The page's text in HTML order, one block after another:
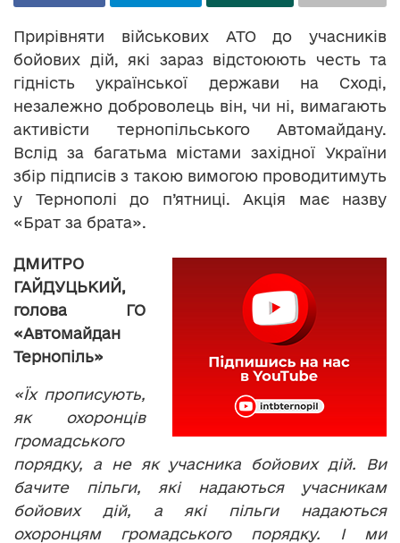
Прирівняти військових АТО до учасників
бойових дій, які зараз відстоюють честь та
гідність української держави на Сході,
незалежно доброволець він, чи ні, вимагають
активісти тернопільського Автомайдану.
Вслід за багатьма містами західної України
збір підписів з такою вимогою проводитимуть
у Тернополі до п’ятниці. Акція має назву
«Брат за брата».
ДМИТРО
ГАЙДУЦЬКИЙ,
голова ГО
«Автомайдан
Тернопіль»
«Їх прописують,
як охоронців
громадського
порядку, а не як учасника бойових дій. Ви
бачите пільги, які надаються учасникам
бойових дій, а які пільги надаються
охоронцям громадського порядку. І ми